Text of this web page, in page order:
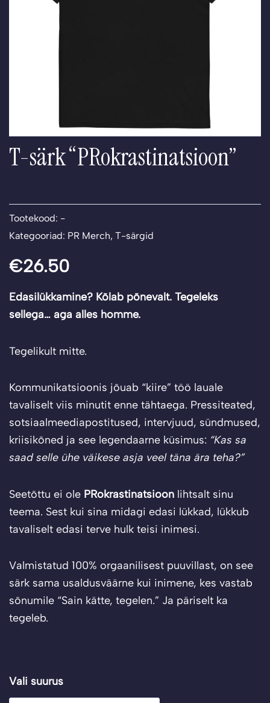
T-särk “PRokrastinatsioon”
Tootekood: -
Kategooriad: PR Merch, T-särgid
€26.50
Edasilükkamine? Kõlab põnevalt. Tegeleks
sellega… aga alles homme.
Tegelikult mitte.
Kommunikatsioonis jõuab “kiire” töö lauale
tavaliselt viis minutit enne tähtaega. Pressiteated,
sotsiaalmeediapostitused, intervjuud, sündmused,
kriisikõned ja see legendaarne küsimus: “Kas sa
saad selle ühe väikese asja veel täna ära teha?”
Seetõttu ei ole PRokrastinatsioon lihtsalt sinu
teema. Sest kui sina midagi edasi lükkad, lükkub
tavaliselt edasi terve hulk teisi inimesi.
Valmistatud 100% orgaanilisest puuvillast, on see
särk sama usaldusväärne kui inimene, kes vastab
sõnumile “Sain kätte, tegelen.” Ja päriselt ka
tegeleb.
Vali suurus
T-
särk